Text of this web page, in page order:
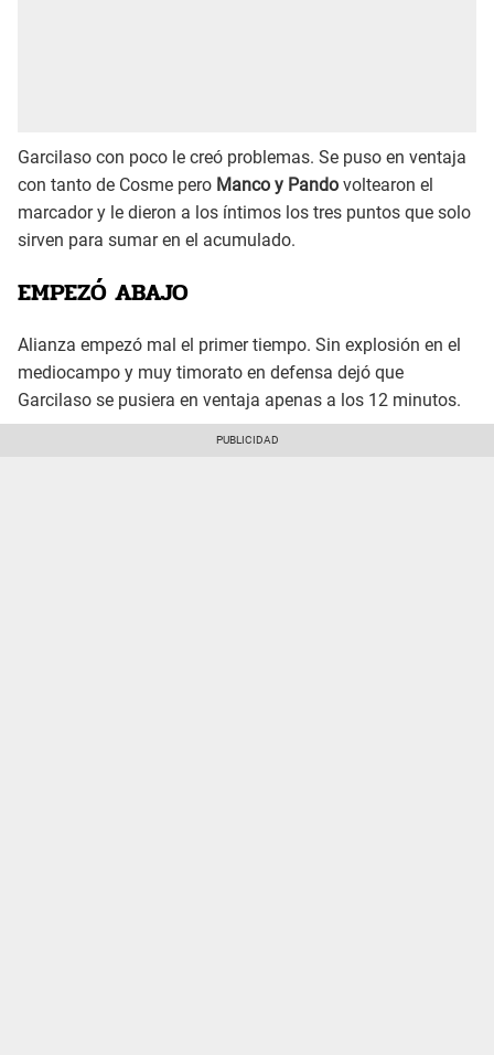
Garcilaso con poco le creó problemas. Se puso en ventaja
con tanto de Cosme pero Manco y Pando voltearon el
marcador y le dieron a los íntimos los tres puntos que solo
sirven para sumar en el acumulado.
EMPEZÓ ABAJO
Alianza empezó mal el primer tiempo. Sin explosión en el
mediocampo y muy timorato en defensa dejó que
Garcilaso se pusiera en ventaja apenas a los 12 minutos.